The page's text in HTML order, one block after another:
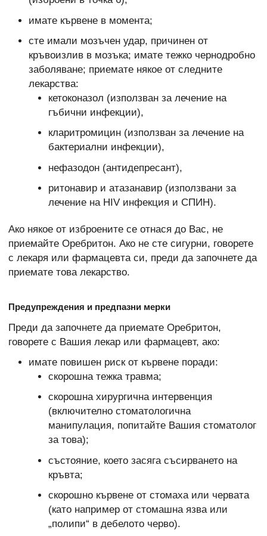
имате кървене в момента;
сте имали мозъчен удар, причинен от
кръвоизлив в мозъка; имате тежко чернодробно
заболяване; приемате някое от следните
лекарства:
кетоконазол (използван за лечение на
гъбични инфекции),
кларитромицин (използван за лечение на
бактериални инфекции),
нефазодон (антидепресант),
ритонавир и атазанавир (използвани за
лечение на HIV инфекция и СПИН).
Ако някое от изброените се отнася до Вас, не
приемайте Оребритон. Ако не сте сигурни, говорете
с лекаря или фармацевта си, преди да започнете да
приемате това лекарство.
Предупреждения и предпазни мерки
Преди да започнете да приемате Оребритон,
говорете с Вашия лекар или фармацевт, ако:
имате повишен риск от кървене поради:
скорошна тежка травма;
скорошна хирургична интервенция
(включително стоматологична
манипулация, попитайте Вашия стоматолог
за това);
състояние, което засяга съсирването на
кръвта;
скорошно кървене от стомаха или червата
(като например от стомашна язва или
„полипи“ в дебелото черво).